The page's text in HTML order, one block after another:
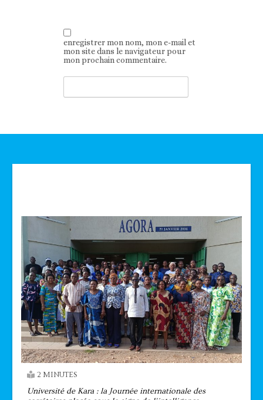
enregistrer mon nom, mon e-mail et
mon site dans le navigateur pour
mon prochain commentaire.
2 MINUTES
Université de Kara : la Journée internationale des